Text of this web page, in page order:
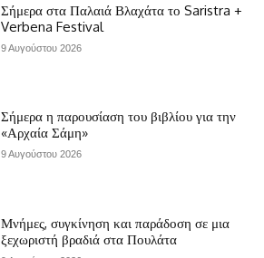
Σήμερα στα Παλαιά Βλαχάτα το Saristra +
Verbena Festival
9 Αυγούστου 2026
Σήμερα η παρουσίαση του βιβλίου για την
«Αρχαία Σάμη»
9 Αυγούστου 2026
Μνήμες, συγκίνηση και παράδοση σε μια
ξεχωριστή βραδιά στα Πουλάτα